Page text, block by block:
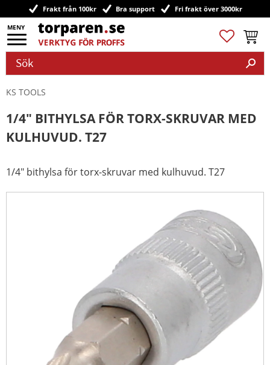
Meny
Frakt från 100kr Bra support Fri frakt över 3000kr
Favoriter
KS TOOLS
1/4" BITHYLSA FÖR TORX-SKRUVAR MED
KULHUVUD. T27
1/4" bithylsa för torx-skruvar med kulhuvud. T27